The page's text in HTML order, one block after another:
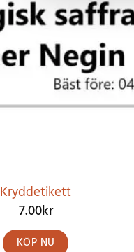
Kryddetikett
7.00kr
KÖP NU